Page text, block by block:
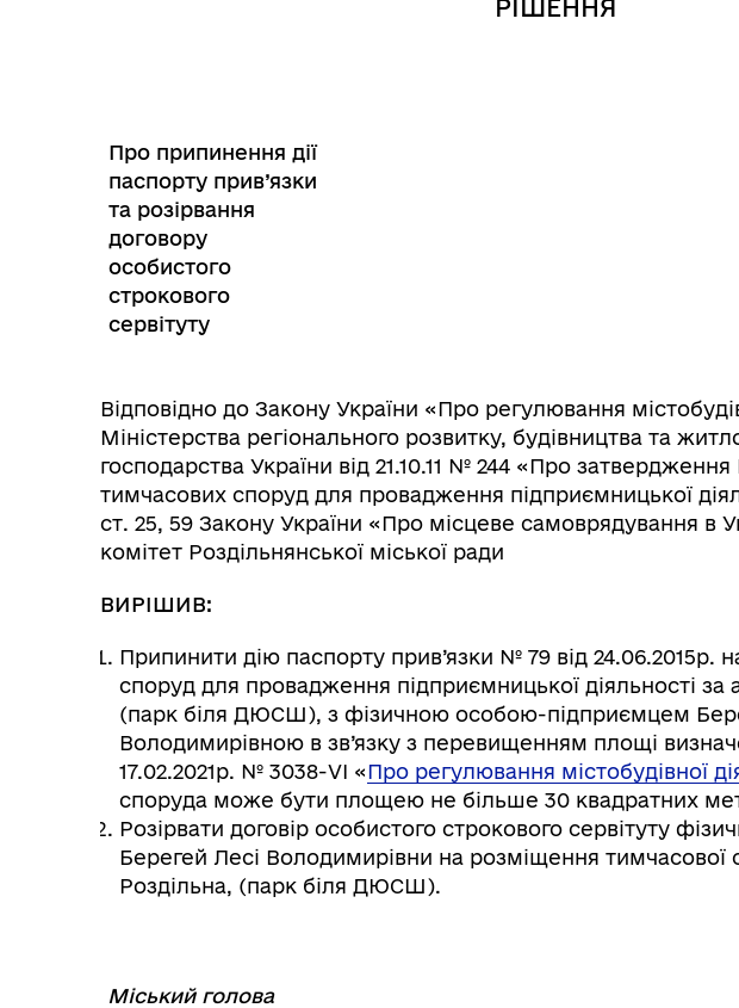
Інформаційна безпека та
РІШЕННЯ
Про припинення дії
паспорту прив’язки
та розірвання
договору
особистого
строкового
сервітуту
Відповідно до Закону України «Про регулювання
Міністерства регіонального розвитку, будівництва та
господарства України від 21.10.11 № 244 «Про
тимчасових споруд для провадження підприємницької
ст. 25, 59 Закону України «Про місцеве самоврядування в
комітет Роздільнянської міської ради
ВИРІШИВ:
Припинити дію паспорту прив’язки № 79 від 24.06.2015р.
споруд для провадження підприємницької діяльності
(парк біля ДЮСШ), з фізичною особою-підприємцем
Володимирівною в зв’язку з перевищенням площі
17.02.2021р. № 3038-VI «Про регулювання містобудівної
споруда може бути площею не більше 30 квадратних
Розірвати договір особистого строкового сервітуту
Берегей Лесі Володимирівни на розміщення
Роздільна, (парк біля ДЮСШ).
Міський голова